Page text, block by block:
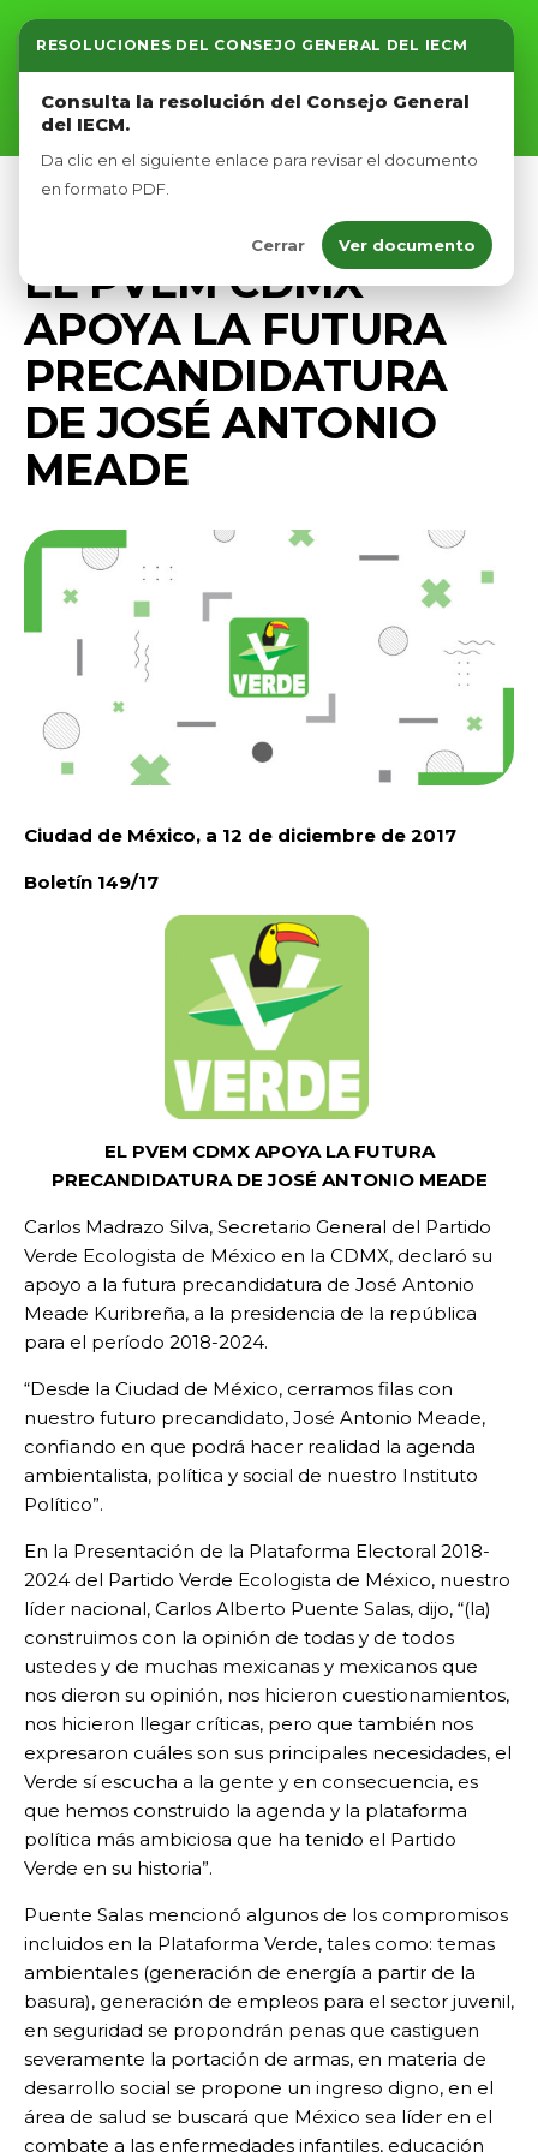
RESOLUCIONES DEL CONSEJO GENERAL DEL IECM
Consulta la resolución del Consejo General
del IECM.
Da clic en el siguiente enlace para revisar el documento
en formato PDF.
Cerrar Ver documento
Inicio
Nosotros
Afíliate
EL PVEM CDMX
APOYA LA FUTURA
PRECANDIDATURA
DE JOSÉ ANTONIO
MEADE
Ciudad de México, a 12 de diciembre de 2017
Boletín 149/17
EL PVEM CDMX APOYA LA FUTURA
PRECANDIDATURA DE JOSÉ ANTONIO MEADE
Carlos Madrazo Silva, Secretario General del Partido
Verde Ecologista de México en la CDMX, declaró su
apoyo a la futura precandidatura de José Antonio
Meade Kuribreña, a la presidencia de la república
para el período 2018-2024.
“Desde la Ciudad de México, cerramos filas con
nuestro futuro precandidato, José Antonio Meade,
confiando en que podrá hacer realidad la agenda
ambientalista, política y social de nuestro Instituto
Político”.
En la Presentación de la Plataforma Electoral 2018-
2024 del Partido Verde Ecologista de México, nuestro
líder nacional, Carlos Alberto Puente Salas, dijo, “(la)
construimos con la opinión de todas y de todos
ustedes y de muchas mexicanas y mexicanos que
nos dieron su opinión, nos hicieron cuestionamientos,
nos hicieron llegar críticas, pero que también nos
expresaron cuáles son sus principales necesidades, el
Verde sí escucha a la gente y en consecuencia, es
que hemos construido la agenda y la plataforma
política más ambiciosa que ha tenido el Partido
Verde en su historia”.
Puente Salas mencionó algunos de los compromisos
incluidos en la Plataforma Verde, tales como: temas
ambientales (generación de energía a partir de la
basura), generación de empleos para el sector juvenil,
en seguridad se propondrán penas que castiguen
severamente la portación de armas, en materia de
desarrollo social se propone un ingreso digno, en el
área de salud se buscará que México sea líder en el
combate a las enfermedades infantiles, educación